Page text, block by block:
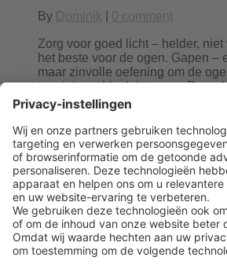
By Dominik 0 comment
Zorg voor goed licht – helder,
het beste voor de ogen. Gapen –
maar zinvolle oefening om de
te reinigen. Verduisteren – Door
brillenaap!
ByDominik|0 comment
Jij draagt een bril! Wat cool!
ongeveer elk vijfde kind een bril
hebben kinderbrillen vandaag de
imago van een brillenaap achter
zien er
Read more